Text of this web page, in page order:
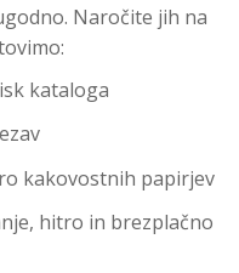
Naročite jih na
kataloga
kakovostnih papirjev
hitro in brezplačno